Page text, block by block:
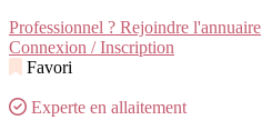
Professionnel ? Rejoindre l'annuaire
Connexion / Inscription
Favori
Experte en allaitement